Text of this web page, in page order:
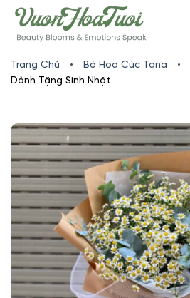
www.vuonhoatuoi.vnSkip
to
content
Trang Chủ • Bó Hoa Cúc Tana •
Dành Tặng Sinh Nhật